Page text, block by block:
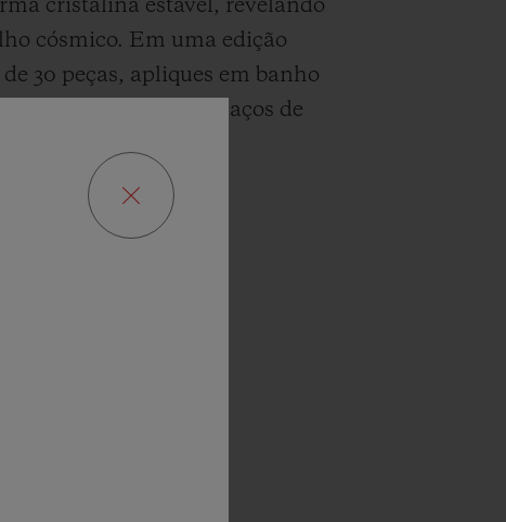
cristalina estável, revelando
cósmico. Em uma edição
30 peças, apliques em banho
alternam-se com estilhaços de